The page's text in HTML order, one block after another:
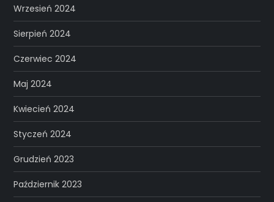
Wrzesień 2024
Sierpień 2024
Czerwiec 2024
Maj 2024
Kwiecień 2024
Styczeń 2024
Grudzień 2023
Październik 2023